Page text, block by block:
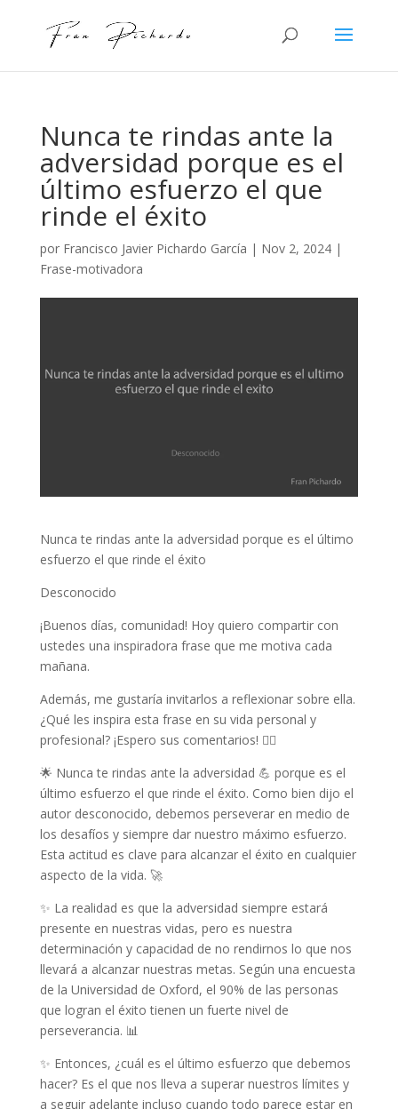
Nunca te rindas ante la
adversidad porque es el
último esfuerzo el que
rinde el éxito
por Francisco Javier Pichardo García | Nov 2, 2024|
Frase-motivadora
Nunca te rindas ante la adversidad porque es el último
esfuerzo el que rinde el éxito
Desconocido
¡Buenos días, comunidad! Hoy quiero compartir con
ustedes una inspiradora frase que me motiva cada
mañana.
Además, me gustaría invitarlos a reflexionar sobre ella.
¿Qué les inspira esta frase en su vida personal y
profesional? ¡Espero sus comentarios! 👇🏼
🌟 Nunca te rindas ante la adversidad 💪 porque es el
último esfuerzo el que rinde el éxito. Como bien dijo el
autor desconocido, debemos perseverar en medio de
los desafíos y siempre dar nuestro máximo esfuerzo.
Esta actitud es clave para alcanzar el éxito en cualquier
aspecto de la vida. 🚀
✨ La realidad es que la adversidad siempre estará
presente en nuestras vidas, pero es nuestra
determinación y capacidad de no rendirnos lo que nos
llevará a alcanzar nuestras metas. Según una encuesta
de la Universidad de Oxford, el 90% de las personas
que logran el éxito tienen un fuerte nivel de
perseverancia. 📊
✨ Entonces, ¿cuál es el último esfuerzo que debemos
hacer? Es el que nos lleva a superar nuestros límites y
a seguir adelante incluso cuando todo parece estar en